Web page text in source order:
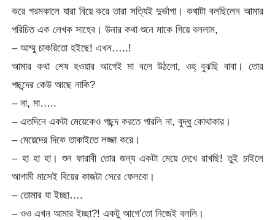
করে গরমকালে যারা বিয়ে করে তারা সত্যিই দুর্ভাগা। কথাটা বলছিলেন আমার
পরিচিত এক লেখক সাহেব। উনার কথা শুনে মাকে গিয়ে বললাম,
– আম্মু চাকরিতো হইছে! এখন…..!
আমার কথা শেষ হওয়ার আগেই মা বলে উঠলো, ওহ্ বুঝছি বাবা। তোর
পছন্দের কেউ আছে নাকি?
– না, মা…..
– এতদিনে একটা মেয়েকেও পছন্দ করতে পারলি না, বুদ্ধু কোথাকার।
– মেয়েদের দিকে তাকাইতে লজ্জা করে।
– হা হা হা। শুন ফারাবী তোর জন্য একটা মেয়ে দেখে রাখছি! তুই চাইলে
আগামী মাসেই বিয়ের কাজটা সেরে ফেলবো।
– তোমার যা ইচ্ছা….
– ওও এখন আমার ইচ্ছা?! একটু আগে’তো নিজেই বললি।